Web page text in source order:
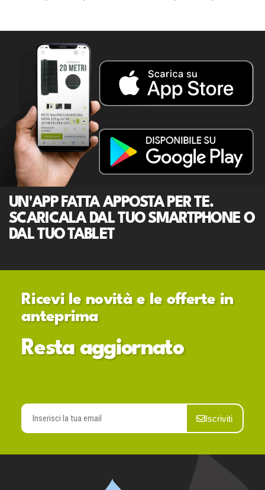
UN'APP FATTA APPOSTA PER TE.
SCARICALA DAL TUO SMARTPHONE O
DAL TUO TABLET
Ricevi le novità e le offerte in
anteprima
Resta aggiornato
Iscriviti